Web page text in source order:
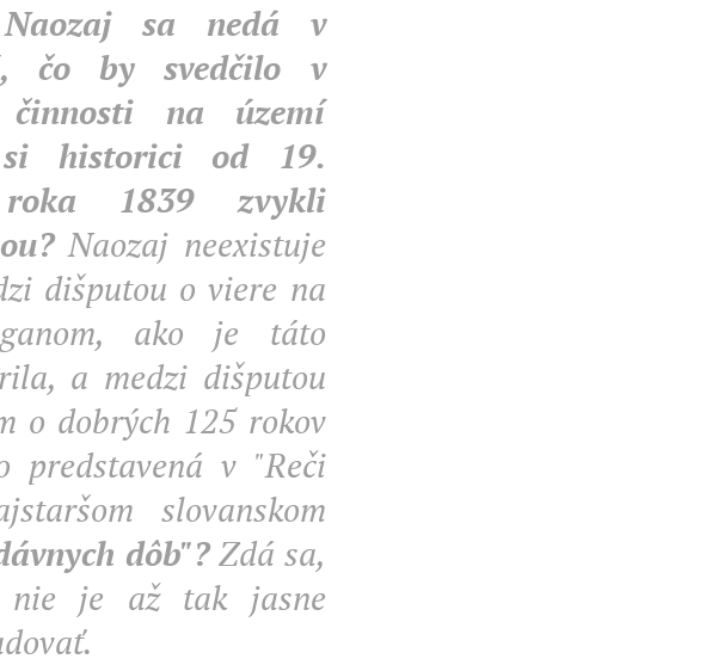
Naozaj sa nedá v
čo by svedčilo v
činnosti na území
si historici od 19.
1839 zvykli
Naozaj neexistuje
dišputou o viere na
ako je táto
a medzi dišputou
o dobrých 125 rokov
predstavená v "Reči
slovanskom
dôb"?Zdá sa,
nie je až tak jasne